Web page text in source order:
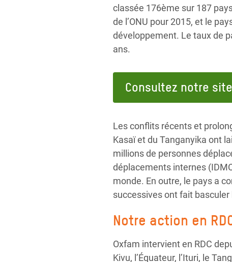
classée 176ème sur 187
de l’ONU pour 2015, et le
développement. Le taux de
ans.
Consultez notre
Les conflits récents et
Kasaï et du Tanganyika ont
millions de personnes
déplacements internes
monde. En outre, le pays a
successives ont fait
Notre action en
Oxfam intervient en RDC
Kivu, l’Équateur, l’Ituri, le